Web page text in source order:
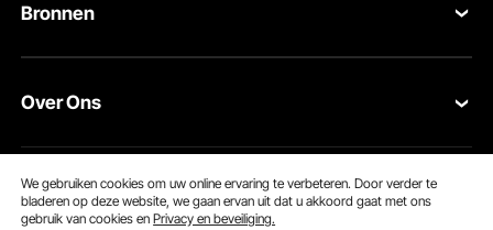
Retourneren en vervangingen
Betalingswijzen
Bronnen
Pro-ledenprogramma
Over Ons
Over VEVOR
Voorwaarden van de dienst
Download de VEVOR App
We gebruiken cookies om uw online ervaring te verbeteren. Door verder te
bladeren op deze website, we gaan ervan uit dat u akkoord gaat met ons
gebruik van cookies enPrivacy en beveiliging.